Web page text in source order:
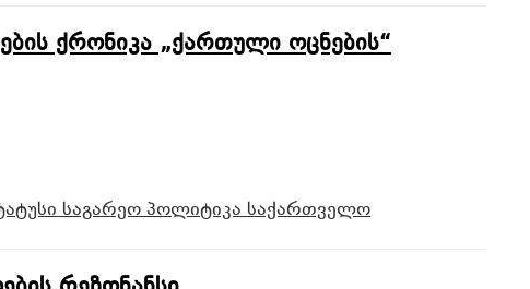
ქრონიკა „ქართული ოცნების“
საგარეო პოლიტიკასაქართველო